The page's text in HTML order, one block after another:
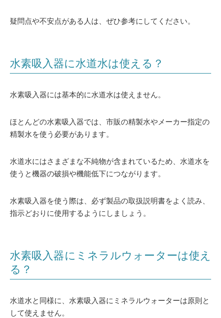
疑問点や不安点がある人は、ぜひ参考にしてください。
水素吸入器に水道水は使える？
水素吸入器には基本的に水道水は使えません。
ほとんどの水素吸入器では、市販の精製水やメーカー指定の
精製水を使う必要があります。
水道水にはさまざまな不純物が含まれているため、水道水を
使うと機器の破損や機能低下につながります。
水素吸入器を使う際は、必ず製品の取扱説明書をよく読み、
指示どおりに使用するようにしましょう。
水素吸入器にミネラルウォーターは使え
る？
水道水と同様に、水素吸入器にミネラルウォーターは原則と
して使えません。